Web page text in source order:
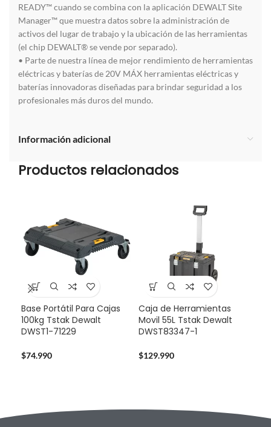
READY™ cuando se combina con la aplicación DEWALT Site
Manager™ que muestra datos sobre la administración de
activos del lugar de trabajo y la ubicación de las herramientas
(el chip DEWALT® se vende por separado).
• Parte de nuestra línea de mejor rendimiento de herramientas
eléctricas y baterías de 20V MÁX herramientas eléctricas y
baterías innovadoras diseñadas para brindar seguridad a los
profesionales más duros del mundo.
Información adicional
Productos relacionados
Base Portátil Para Cajas
100kg Tstak Dewalt
DWST1-71229
$74.990
Caja de Herramientas
Movil 55L Tstak Dewalt
DWST83347-1
$129.990